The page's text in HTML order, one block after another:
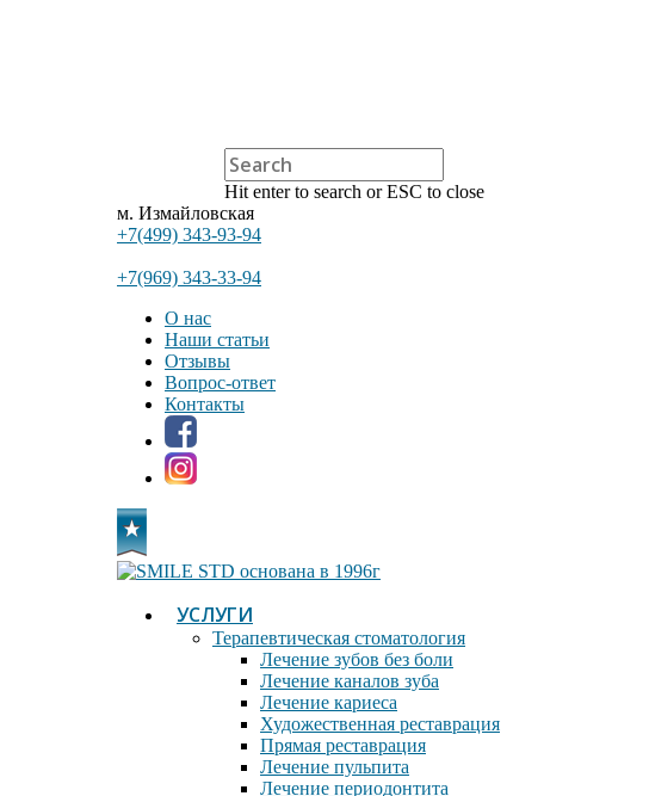
Hit enter to search or ESC to close
м. Измайловская
+7(499) 343-93-94
+7(969) 343-33-94
О нас
Наши статьи
Отзывы
Вопрос-ответ
Контакты
основана в 1996г
УСЛУГИ
Терапевтическая стоматология
Лечение зубов без боли
Лечение каналов зуба
Лечение кариеса
Художественная реставрация
Прямая реставрация
Лечение пульпита
Лечение периодонтита